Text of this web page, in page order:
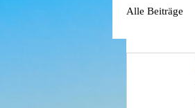
Alle Beiträge